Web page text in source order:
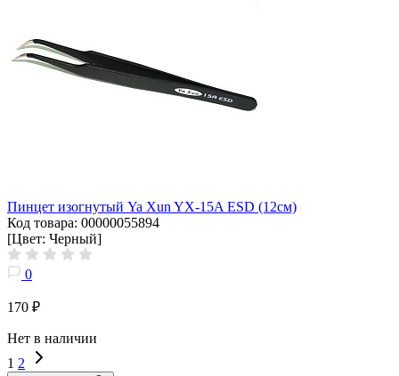
Пинцет изогнутый Ya Xun YX-15A ESD (12см)
Код товара: 00000055894
[Цвет: Черный]
0
170 ₽
Нет в наличии
1 2